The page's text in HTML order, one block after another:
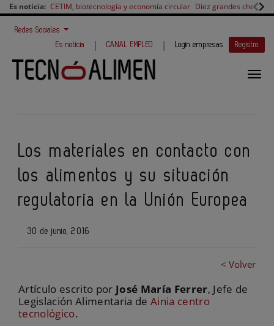
Es noticia: CETIM, biotecnología y economía circular Diez grandes chefs
Redes Sociales
Es noticia
| CANAL EMPLEO | Login empresas Registro
Los materiales en contacto con
los alimentos y su situación
regulatoria en la Unión Europea
30 de junio, 2016
< Volver
Artículo escrito por José María Ferrer, Jefe de
Legislación Alimentaria de Ainia centro
tecnológico.